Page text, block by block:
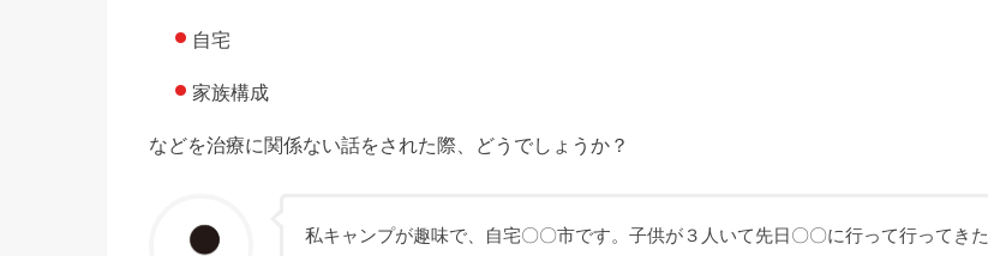
自宅
家族構成
などを治療に関係ない話をされた際、どうでしょうか？
私キャンプが趣味で、自宅〇〇市です。子供が３人いて先日〇〇に行って行ってきた